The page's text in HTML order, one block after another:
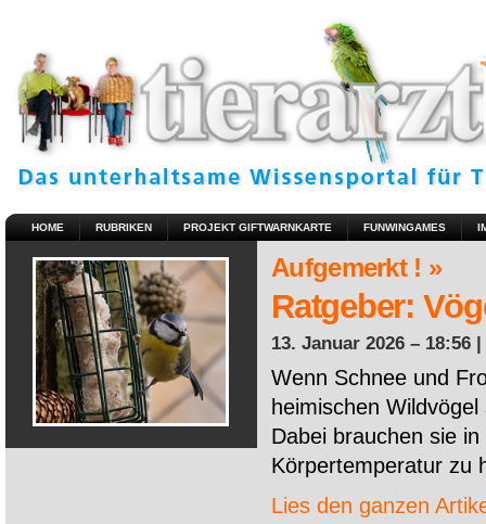
HOME RUBRIKEN PROJEKT GIFTWARNKARTE FUNWINGAMES
Aufgemerkt ! »
Ratgeber:
13. Januar 2026 – 18:56 |
Wenn Schnee und
heimischen
Dabei brauchen sie
Körpertemperatur zu
Lies den ganzen